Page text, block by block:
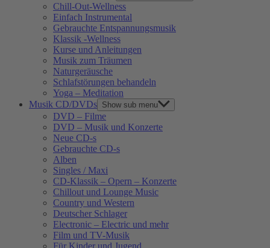
Chill-Out-Wellness
Einfach Instrumental
Gebrauchte Entspannungsmusik
Klassik -Wellness
Kurse und Anleitungen
Musik zum Träumen
Naturgeräusche
Schlafstörungen behandeln
Yoga – Meditation
Musik CD/DVDs Show sub menu
DVD – Filme
DVD – Musik und Konzerte
Neue CD-s
Gebrauchte CD-s
Alben
Singles / Maxi
CD-Klassik – Opern – Konzerte
Chillout und Lounge Music
Country und Western
Deutscher Schlager
Electronic – Electric und mehr
Film und TV-Musik
Für Kinder und Jugend